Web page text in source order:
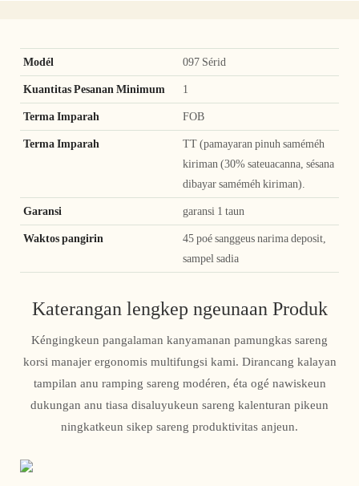
Modél 097 Sérid
Kuantitas Pesanan Minimum 1
Terma Imparah FOB
Terma Imparah
TT (pamayaran pinuh saméméh
kiriman (30% sateuacanna, sésana
dibayar saméméh kiriman).
Garansi garansi 1 taun
Waktos pangirin
45 poé sanggeus narima deposit,
sampel sadia
Katerangan lengkep ngeunaan Produk
Kéngingkeun pangalaman kanyamanan pamungkas sareng
korsi manajer ergonomis multifungsi kami. Dirancang kalayan
tampilan anu ramping sareng modéren, éta ogé nawiskeun
dukungan anu tiasa disaluyukeun sareng kalenturan pikeun
ningkatkeun sikep sareng produktivitas anjeun.